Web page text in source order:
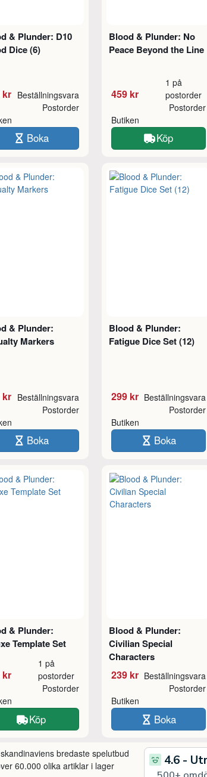
& Plunder: D10
Dice (6)
kr Beställningsvara
Postorder
Boka
Blood & Plunder: No
Peace Beyond the Line
459 kr
1 på
postorder
Butiken
Postorder
Köp
& Plunder:
Markers
kr Beställningsvara
Postorder
Boka
Blood & Plunder:
Fatigue Dice Set (12)
299 kr Beställningsvara
Butiken
Postorder
Boka
& Plunder:
Template Set
kr
1 på
postorder
Postorder
Köp
Blood & Plunder:
Civilian Special
Characters
239 kr Beställningsvara
Butiken
Postorder
Boka
bredaste spelutbud
60.000 olika artiklar i lager